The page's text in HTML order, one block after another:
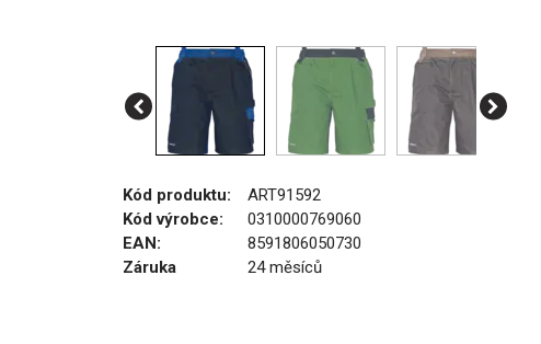
Kód produktu:
ART91592
Kód výrobce:
0310000769060
EAN:
8591806050730
Záruka
24 měsíců